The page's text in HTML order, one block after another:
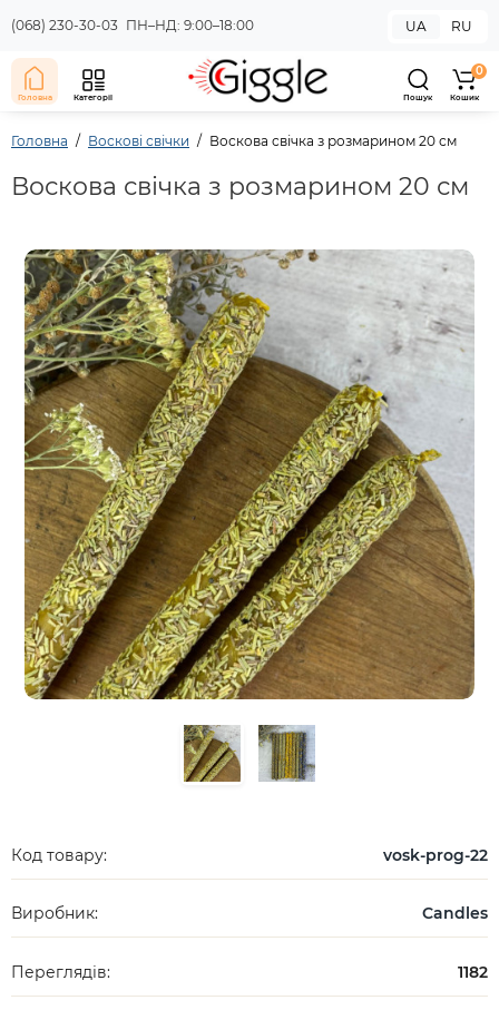
(068) 230-30-03 ПН–НД: 9:00–18:00 UA RU
Головна Категорії Пошук
0
Кошик
Головна Воскові свічки Воскова свічка з розмарином 20 см
Воскова свічка з розмарином 20 см
Код товару: vosk-prog-22
Виробник: Candles
Переглядів: 1182